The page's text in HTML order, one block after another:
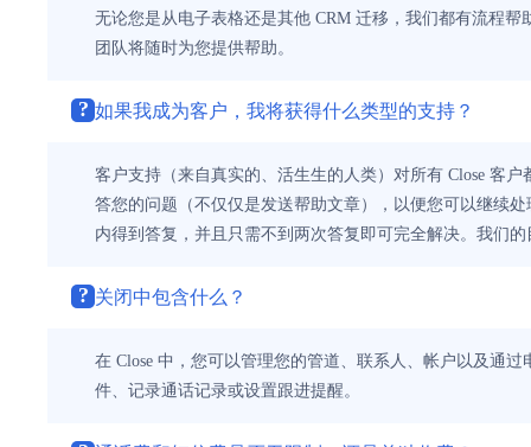
无论您是从电子表格还是其他 CRM 迁移，我们都有流程
团队将随时为您提供帮助。
? 如果我成为客户，我将获得什么类型的支持？
客户支持（来自真实的、活生生的人类）对所有 Close 客
答您的问题（不仅仅是发送帮助文章），以便您可以继续
内得到答复，并且只需不到两次答复即可完全解决。我们
? 关闭中包含什么？
在 Close 中，您可以管理您的管道、联系人、帐户以及通
件、记录通话记录或设置跟进提醒。